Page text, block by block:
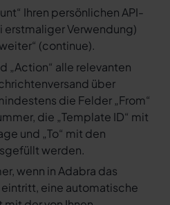
Ihren persönlichen API-
erstmaliger Verwendung)
(continue).
„Action“ alle relevanten
über
die Felder „From“
die „Template ID“ mit
und „To“ mit den
werden.
wenn in Adabra das
eine automatische